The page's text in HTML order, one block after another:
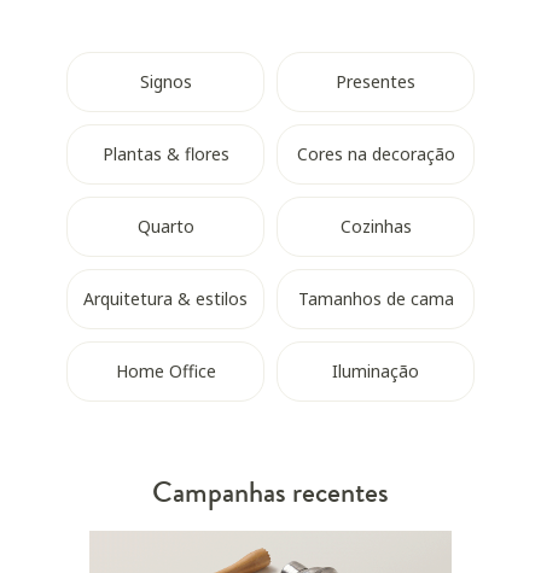
Signos Presentes
Plantas & flores Cores na decoração
Quarto Cozinhas
Arquitetura & estilos Tamanhos de cama
Home Office Iluminação
Campanhas recentes